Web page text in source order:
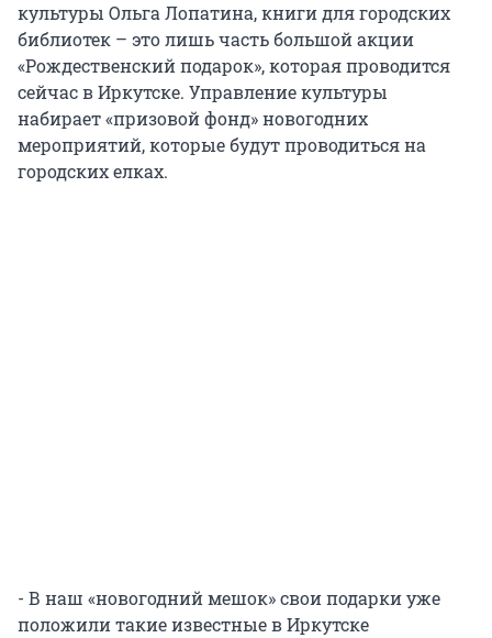
культуры Ольга Лопатина, книги для городских
библиотек – это лишь часть большой акции
«Рождественский подарок», которая проводится
сейчас в Иркутске. Управление культуры
набирает «призовой фонд» новогодних
мероприятий, которые будут проводиться на
городских елках.
- В наш «новогодний мешок» свои подарки уже
положили такие известные в Иркутске